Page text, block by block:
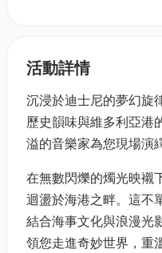
活動詳情
沉浸於迪士尼的夢幻旋
歷史韻味與維多利亞港
溢的音樂家為您現場演
在無數閃爍的燭光映襯
迴盪於海港之畔。這不
結合海事文化與浪漫光
領您走進奇妙世界，重